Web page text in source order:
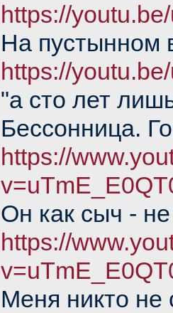
https://
На пустынном
https://
"а сто лет
Бессонница.
https://
Он как сыч -
https://
Меня никто